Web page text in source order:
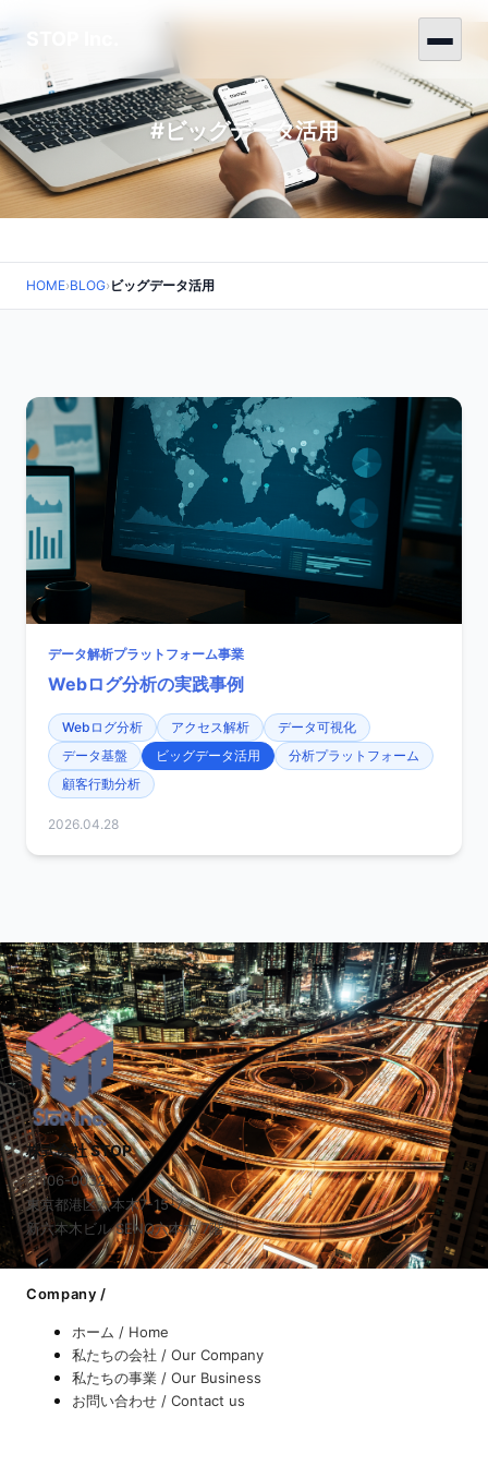
#ビッグデータ活用
HOME›BLOG›ビッグデータ活用
データ解析プラットフォーム事業
Webログ分析の実践事例
Webログ分析 アクセス解析
データ可視化
データ基盤
ビッグデータ活用
分析プラットフォーム
顧客行動分析
2026.04.28
株式会社 STOP
〒106-0032
東京都港区六本木7-15-7
新六本木ビル SENQ六本木 7階
Company /
ホーム / Home
私たちの会社 / Our Company
私たちの事業 / Our Business
お問い合わせ / Contact us